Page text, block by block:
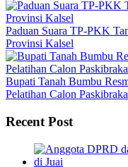
Paduan Suara TP-PKK
Provinsi Kalsel
Bupati Tanah Bumbu
Pelatihan Calon
Recent Post